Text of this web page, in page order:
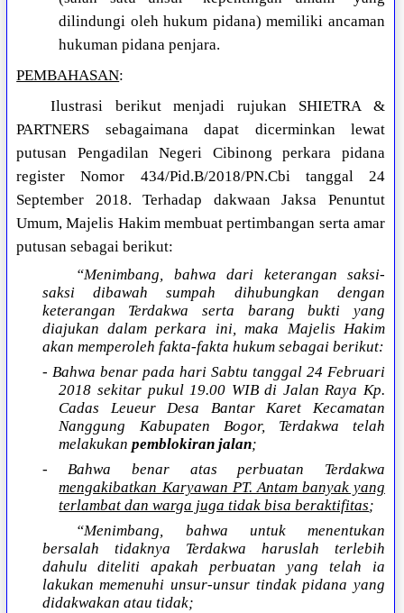
dilindungi oleh hukum pidana) memiliki ancaman
hukuman pidana penjara.
PEMBAHASAN:
Ilustrasi berikut menjadi rujukan SHIETRA &
PARTNERS sebagaimana dapat dicerminkan lewat
putusan Pengadilan Negeri Cibinong perkara pidana
register Nomor 434/Pid.B/2018/PN.Cbi tanggal 24
September 2018. Terhadap dakwaan Jaksa Penuntut
Umum, Majelis Hakim membuat pertimbangan serta amar
putusan sebagai berikut:
“Menimbang, bahwa dari keterangan saksi-
saksi dibawah sumpah dihubungkan dengan
keterangan Terdakwa serta barang bukti yang
diajukan dalam perkara ini, maka Majelis Hakim
akan memperoleh fakta-fakta hukum sebagai berikut:
- Bahwa benar pada hari Sabtu tanggal 24 Februari
2018 sekitar pukul 19.00 WIB di Jalan Raya Kp.
Cadas Leueur Desa Bantar Karet Kecamatan
Nanggung Kabupaten Bogor, Terdakwa telah
melakukanpemblokiran jalan;
- Bahwa benar atas perbuatan Terdakwa
mengakibatkan Karyawan PT. Antam banyak yang
terlambat dan warga juga tidak bisa beraktifitas;
“Menimbang, bahwa untuk menentukan
bersalah tidaknya Terdakwa haruslah terlebih
dahulu diteliti apakah perbuatan yang telah ia
lakukan memenuhi unsur-unsur tindak pidana yang
didakwakan atau tidak;